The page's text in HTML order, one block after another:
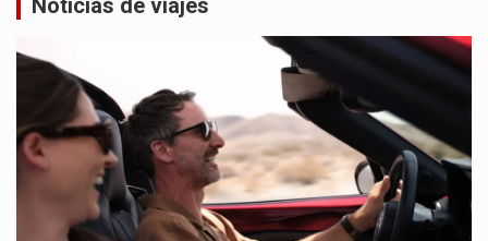
Noticias de viajes